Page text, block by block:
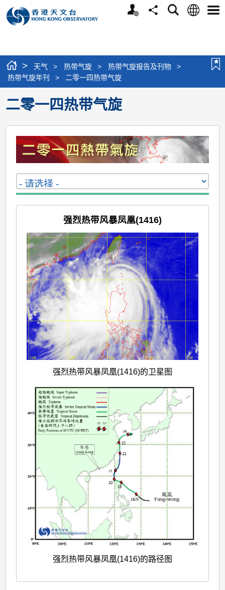
个
分
搜
语
选
> 天气 > 热带气旋 > 热带气旋报告及刊物
>
热带气旋年刊
> 二零一四热带气旋
二零一四热带气旋
强烈热带风暴凤凰(1416)
强烈热带风暴凤凰(1416)的卫星图
强烈热带风暴凤凰(1416)的路径图